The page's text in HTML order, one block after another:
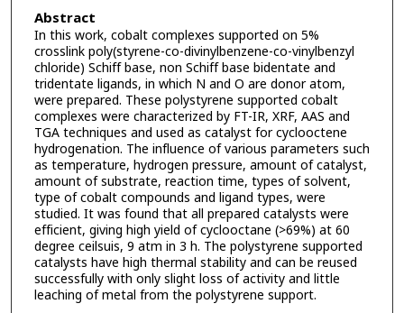
Abstract
In this work, cobalt complexes supported on 5%
crosslink poly(styrene-co-divinylbenzene-co-vinylbenzyl
chloride) Schiff base, non Schiff base bidentate and
tridentate ligands, in which N and O are donor atom,
were prepared. These polystyrene supported cobalt
complexes were characterized by FT-IR, XRF, AAS and
TGA techniques and used as catalyst for cyclooctene
hydrogenation. The influence of various parameters such
as temperature, hydrogen pressure, amount of catalyst,
amount of substrate, reaction time, types of solvent,
type of cobalt compounds and ligand types, were
studied. It was found that all prepared catalysts were
efficient, giving high yield of cyclooctane (>69%) at 60
degree ceilsuis, 9 atm in 3 h. The polystyrene supported
catalysts have high thermal stability and can be reused
successfully with only slight loss of activity and little
leaching of metal from the polystyrene support.